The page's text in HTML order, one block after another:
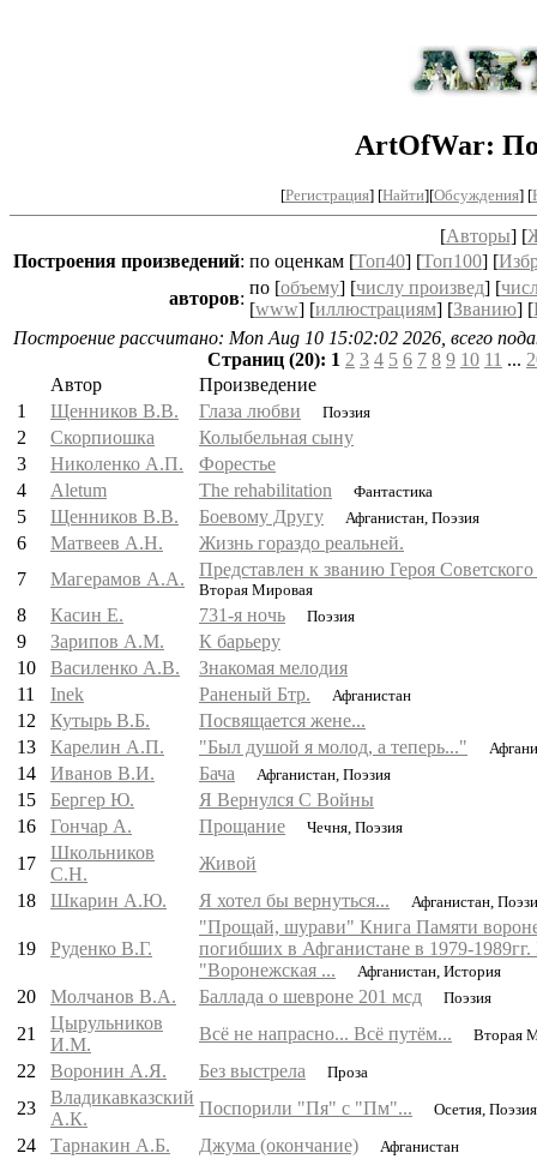
ArtOfWar:
[Регистрация] [Найти][Обсуждения] [
[Авторы] [
Построения произведений: по оценкам [Топ40] [Топ100] [
авторов:
по [объему] [числу произвед] [
[www] [иллюстрациям] [Званию] [
Построение рассчитано: Mon Aug 10 15:02:02 2026, всего
Страниц (20): 1 2 3 4 5 6 7 8 9 10 11 ...
Автор
Произведение
1
Щенников В.В. Глаза любви Поэзия
2 Скорпиошка
Колыбельная сыну
3
Николенко А.П.
Форестье
4
Aletum The rehabilitation Фантастика
5 Щенников В.В. Боевому Другу Афганистан, Поэзия
6 Матвеев А.Н.
Жизнь гораздо реальней.
7
Магерамов А.А. Представлен к званию Героя
Вторая Мировая
8 Касин Е. 731-я ночь Поэзия
9 Зарипов А.М.
К барьеру
10
Василенко А.В.
Знакомая мелодия
11
Inek Раненый Бтр. Афганистан
12 Кутырь В.Б.
Посвящается жене...
13
Карелин А.П. "Был душой я молод, а теперь..."
14 Иванов В.И. Бача Афганистан, Поэзия
15 Бергер Ю.
Я Вернулся С Войны
16
Гончар А. Прощание Чечня, Поэзия
17
Школьников
С.Н.
Живой
18
Шкарин А.Ю. Я хотел бы вернуться... Афганистан,
19 Руденко В.Г.
"Прощай, шурави" Книга Памяти
погибших в Афганистане в 1979-1989гг.
"Воронежская ...
Афганистан, История
20 Молчанов В.А. Баллада о шевроне 201 мсд Поэзия
21
Цырульников
И.М.
Всё не напрасно... Всё путём... Вторая
22 Воронин А.Я. Без выстрела Проза
23
Владикавказский
А.К.
Поспорили "Пя" с "Пм"... Осетия, Поэзия
24 Тарнакин А.Б. Джума (окончание) Афганистан